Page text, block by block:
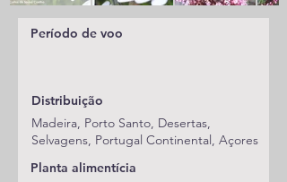
Período de voo
Distribuição
Madeira, Porto Santo, Desertas,
Selvagens, Portugal Continental, Açores
Planta alimentícia